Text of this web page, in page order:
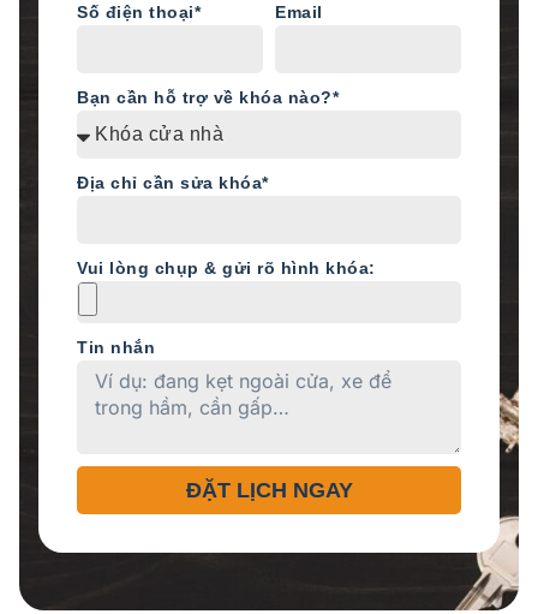
Số điện thoại* Email
Bạn cần hỗ trợ về khóa nào?*
Địa chỉ cần sửa khóa*
Vui lòng chụp & gửi rõ hình khóa:
Tin nhắn
ĐẶT LỊCH NGAY